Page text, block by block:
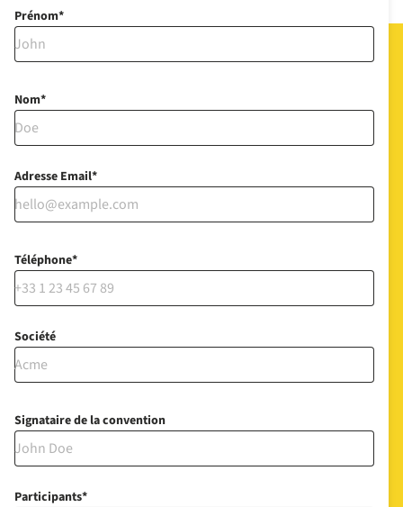
Prénom
Nom
Adresse Email
Téléphone
Société
Signataire de la convention
Participants